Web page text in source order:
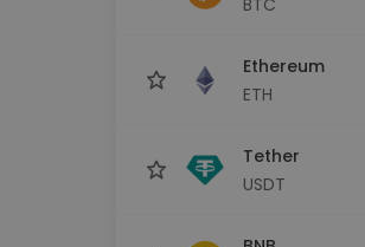
Ethereum
ETH
Tether
USDT